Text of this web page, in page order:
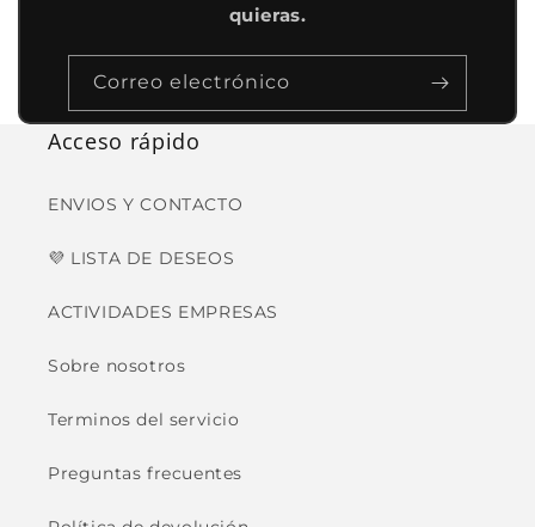
quieras.
Correo electrónico
Acceso rápido
ENVIOS Y CONTACTO
💜 LISTA DE DESEOS
ACTIVIDADES EMPRESAS
Sobre nosotros
Terminos del servicio
Preguntas frecuentes